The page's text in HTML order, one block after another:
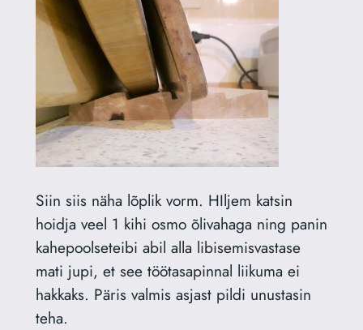
Siin siis näha lõplik vorm. HIljem katsin
hoidja veel 1 kihi osmo õlivahaga ning panin
kahepoolseteibi abil alla libisemisvastase
mati jupi, et see töötasapinnal liikuma ei
hakkaks. Päris valmis asjast pildi unustasin
teha.